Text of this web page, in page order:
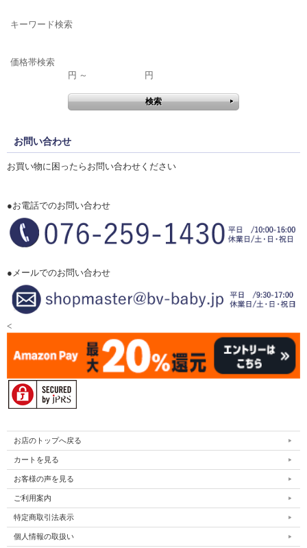
キーワード検索
価格帯検索
円 ～
円
お問い合わせ
お買い物に困ったらお問い合わせください
●お電話でのお問い合わせ
●メールでのお問い合わせ
<
お店のトップへ戻る
カートを見る
お客様の声を見る
ご利用案内
特定商取引法表示
個人情報の取扱い